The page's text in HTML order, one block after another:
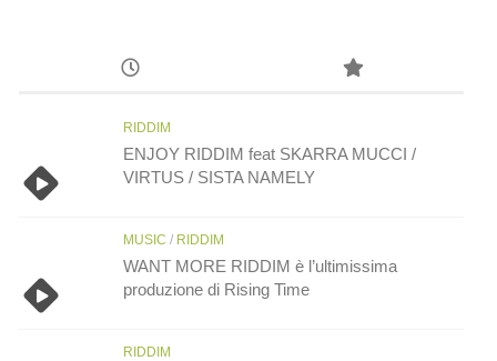
RIDDIM
ENJOY RIDDIM feat SKARRA MUCCI /
VIRTUS / SISTA NAMELY
MUSIC / RIDDIM
WANT MORE RIDDIM è l’ultimissima
produzione di Rising Time
RIDDIM